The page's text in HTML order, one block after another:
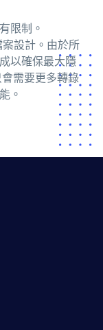
限制。
設計。由於所
以確保最大隱
需要更多轉錄
。